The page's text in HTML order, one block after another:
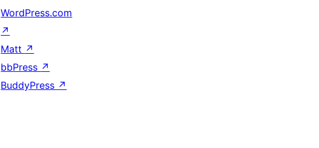
WordPress.com
↗
Matt ↗
bbPress ↗
BuddyPress ↗